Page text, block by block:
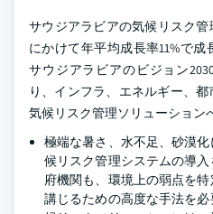
サウジアラビアの気候リスク管
にかけて年平均成長率11%で成
サウジアラビアのビジョン
り、インフラ、エネルギー、
気候リスク管理ソリューション
極端な暑さ、水不足、砂漠
候リスク管理システムの導
府機関も、環境上の弱点を
講じるための高度な手法を